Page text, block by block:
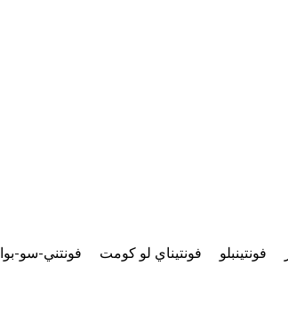
فونتني-سو-بوا فونتيناي لو كومت فونتينبلو